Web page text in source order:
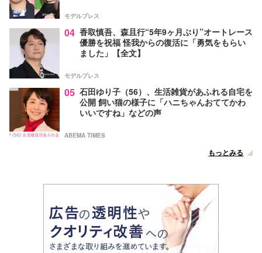
モデルプレス
04 香取慎吾、森且行“5年9ヶ月ぶり”オートレース
優勝を祝福 怪我からの復活に「勇気をもらい
ました」【全文】
モデルプレス
05 石田ゆり子（56）、生活雑貨があふれる自宅を
公開 飼い猫の様子に「ハニちゃんおててかわ
いいですね」などの声
ABEMA TIMES
もっとみる